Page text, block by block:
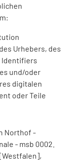
Urhebers, des
Identifiers
und/oder
digitalen
oder Teile
Northof -
- msb 0002.